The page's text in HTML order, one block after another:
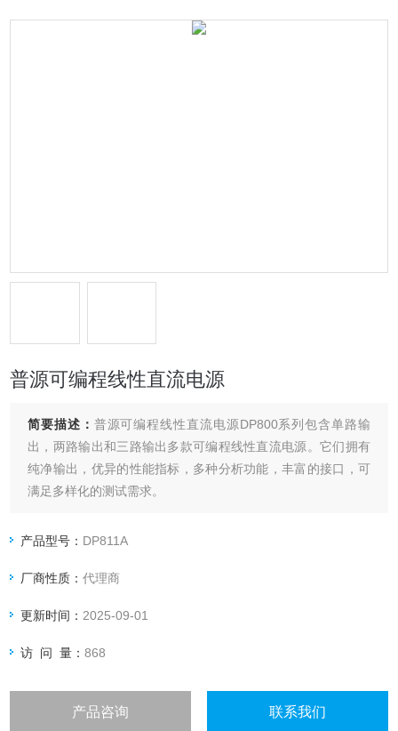
普源可编程线性直流电源
简要描述： 普源可编程线性直流电源DP800系列包含单路输
出，两路输出和三路输出多款可编程线性直流电源。它们拥有
纯净输出，优异的性能指标，多种分析功能，丰富的接口，可
满足多样化的测试需求。
产品型号： DP811A
厂商性质：代理商
更新时间： 2025-09-01
访 问 量：868
产品咨询 联系我们